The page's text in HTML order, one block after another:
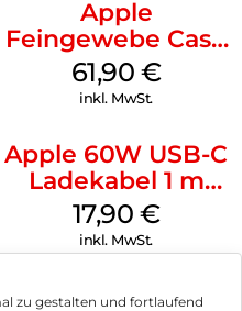
zu gestalten und fortlaufend
Apple
Feingewebe Case
iPhone 15 Pro
MagSafe Schwarz
61,90 €
inkl. MwSt.
Apple 60W USB-C
Ladekabel 1 m
Weiß
17,90 €
inkl. MwSt.